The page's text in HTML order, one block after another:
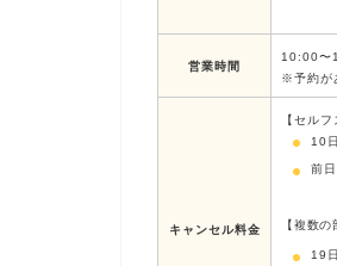
営業時間
10:00〜
※予約が
キャンセル料金
【セル
10
前
【複数
19